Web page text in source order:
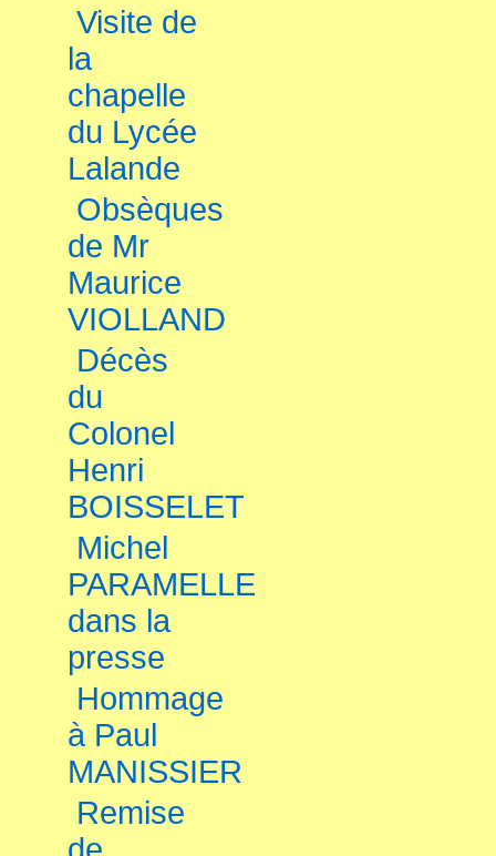
Visite de
la
chapelle
du Lycée
Lalande
Obsèques
de Mr
Maurice
VIOLLAND
Décès
du
Colonel
Henri
BOISSELET
Michel
PARAMELLE
dans la
presse
Hommage
à Paul
MANISSIER
Remise